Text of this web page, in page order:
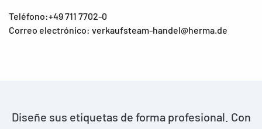
Teléfono:+49 711 7702-0
Correo electrónico: verkaufsteam-handel@herma.de
Diseñe sus etiquetas de forma profesional. Con